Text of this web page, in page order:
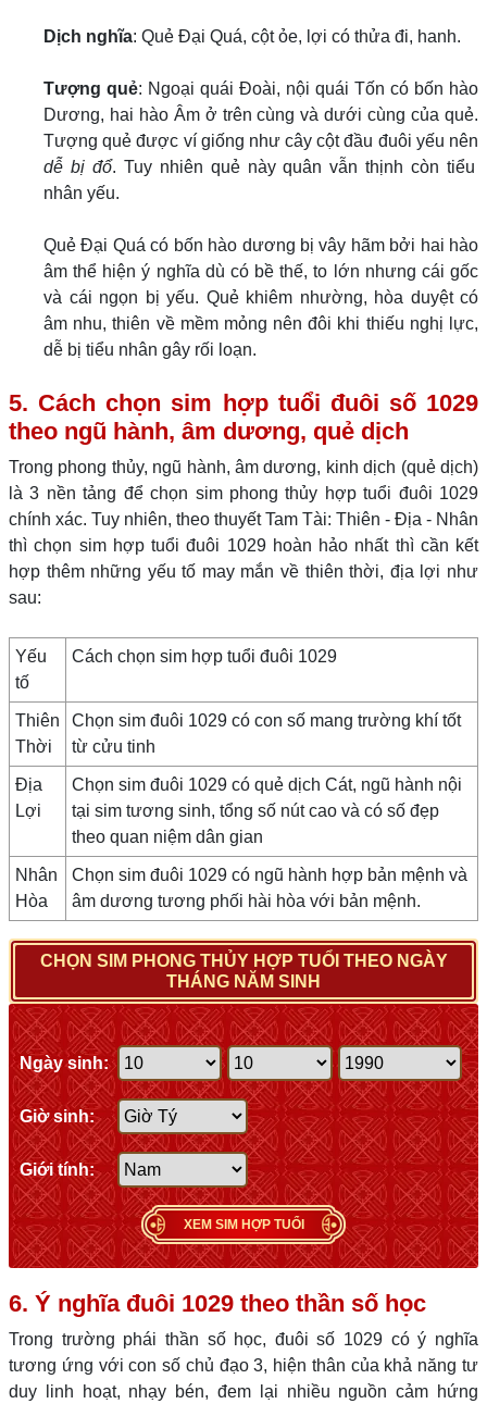
Dịch nghĩa: Quẻ Đại Quá, cột ỏe, lợi có thửa đi, hanh.
Tượng quẻ: Ngoại quái Đoài, nội quái Tốn có bốn hào
Dương, hai hào Âm ở trên cùng và dưới cùng của quẻ.
Tượng quẻ được ví giống như cây cột đầu đuôi yếu nên
dễ bị đổ. Tuy nhiên quẻ này quân vẫn thịnh còn tiểu
nhân yếu.
Quẻ Đại Quá có bốn hào dương bị vây hãm bởi hai hào
âm thể hiện ý nghĩa dù có bề thế, to lớn nhưng cái gốc
và cái ngọn bị yếu. Quẻ khiêm nhường, hòa duyệt có
âm nhu, thiên về mềm mỏng nên đôi khi thiếu nghị lực,
dễ bị tiểu nhân gây rối loạn.
5. Cách chọn sim hợp tuổi đuôi số 1029
theo ngũ hành, âm dương, quẻ dịch
Trong phong thủy, ngũ hành, âm dương, kinh dịch (quẻ dịch)
là 3 nền tảng để chọn sim phong thủy hợp tuổi đuôi 1029
chính xác. Tuy nhiên, theo thuyết Tam Tài: Thiên - Địa - Nhân
thì chọn sim hợp tuổi đuôi 1029 hoàn hảo nhất thì cần kết
hợp thêm những yếu tố may mắn về thiên thời, địa lợi như
sau:
Yếu
tố
Cách chọn sim hợp tuổi đuôi 1029
Thiên
Thời
Chọn sim đuôi 1029 có con số mang trường khí tốt
từ cửu tinh
Địa
Lợi
Chọn sim đuôi 1029 có quẻ dịch Cát, ngũ hành nội
tại sim tương sinh, tổng số nút cao và có số đẹp
theo quan niệm dân gian
Nhân
Hòa
Chọn sim đuôi 1029 có ngũ hành hợp bản mệnh và
âm dương tương phối hài hòa với bản mệnh.
CHỌN SIM PHONG THỦY HỢP TUỔI THEO NGÀY
THÁNG NĂM SINH
Ngày sinh:
Giờ sinh:
Giới tính:
XEM SIM HỢP TUỔI
6. Ý nghĩa đuôi 1029 theo thần số học
Trong trường phái thần số học, đuôi số 1029 có ý nghĩa
tương ứng với con số chủ đạo 3, hiện thân của khả năng tư
duy linh hoạt, nhạy bén, đem lại nhiều nguồn cảm hứng